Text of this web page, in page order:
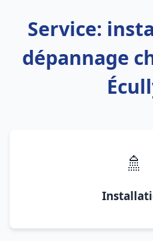
Service:
dépannage
🚿